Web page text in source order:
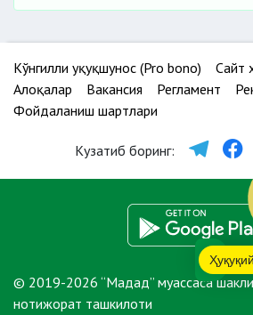
Кўнгилли ҳуқуқшунос (Pro bono)
Сайт
Алоқалар
Вакансия Регламент
Фойдаланиш шартлари
Кузатиб боринг:
© 2019-2026 “Мадад” муассаса
нотижорат ташкилоти